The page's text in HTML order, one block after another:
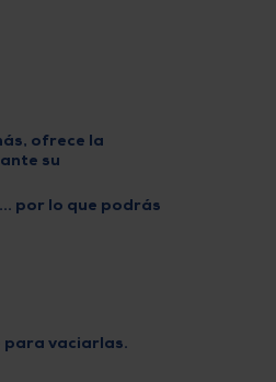
ofrece la
su
por lo que podrás
para vaciarlas.